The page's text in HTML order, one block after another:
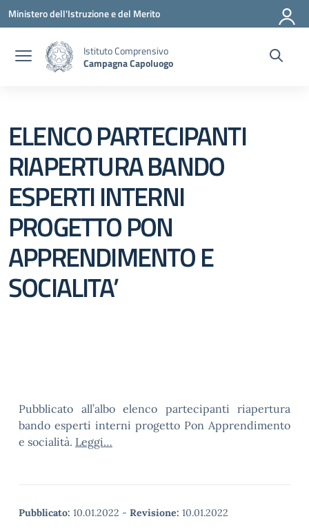
Vai ai contenuti
Vai al menu di navigazione
Vai al footer
Ministero dell'Istruzione e del Merito
Istituto Comprensivo
Campagna Capoluogo
ELENCO PARTECIPANTI
RIAPERTURA BANDO
ESPERTI INTERNI
PROGETTO PON
APPRENDIMENTO E
SOCIALITA’
Pubblicato all’albo elenco partecipanti riapertura
bando esperti interni progetto Pon Apprendimento
e socialità. Leggi…
Pubblicato: 10.01.2022 - Revisione: 10.01.2022